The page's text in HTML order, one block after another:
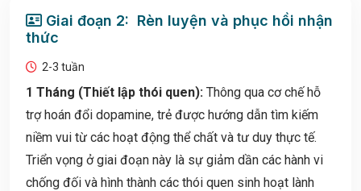
Giai đoạn 2: Rèn luyện và phục hồi nhận
thức
2-3 tuần
1 Tháng (Thiết lập thói quen): Thông qua cơ chế hỗ
trợ hoán đổi dopamine, trẻ được hướng dẫn tìm kiếm
niềm vui từ các hoạt động thể chất và tư duy thực tế.
Triển vọng ở giai đoạn này là sự giảm dần các hành vi
chống đối và hình thành các thói quen sinh hoạt lành